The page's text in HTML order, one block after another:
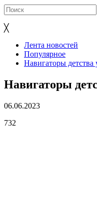
╳
Лента новостей
Популярное
Навигаторы
Навигаторы
06.06.2023
732